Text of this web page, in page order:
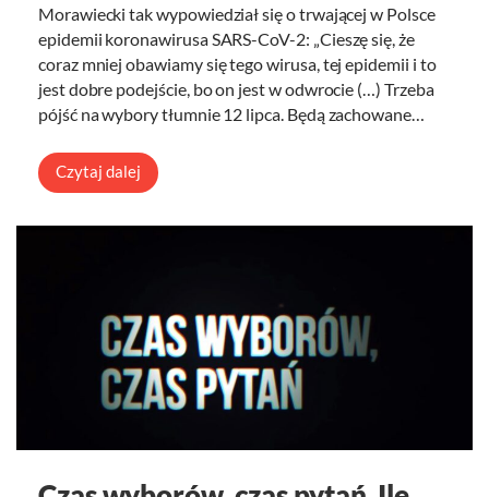
Morawiecki tak wypowiedział się o trwającej w Polsce
epidemii koronawirusa SARS-CoV-2: „Cieszę się, że
coraz mniej obawiamy się tego wirusa, tej epidemii i to
jest dobre podejście, bo on jest w odwrocie (…) Trzeba
pójść na wybory tłumnie 12 lipca. Będą zachowane…
Czytaj dalej